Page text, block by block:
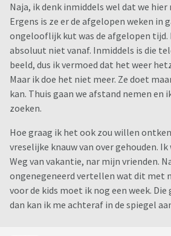
vermoeidheid heb ik dus niet kunnen
alsnog zaken gedaan heb om haar
dat is iets, wat me natuurlijk altijd
Zeker voor onze prachtige kindjes.
gehad dat de vakantie er voor zou
naar elkaar toe zouden groeien. Wat
elkaars standpunten. Nu lijkt het dat
afscheidstournee wordt langs
en zorgt dat er een hele andere lading
komt te liggen.
Afijn, ik weet dus niet zo goed wat ik er
in elk geval besloten er voor mezelf
zetten en mijn emoties hierover weg te
Naja, ik denk inmiddels wel dat we
Ergens is ze er de afgelopen weken in
ongelooflijk kut was de afgelopen tijd.
absoluut niet vanaf. Inmiddels is die
beeld, dus ik vermoed dat het weer
Maar ik doe het niet meer. Ze doet
kan. Thuis gaan we afstand nemen en
zoeken.
Hoe graag ik het ook zou willen
vreselijke knauw van over gehouden.
Weg van vakantie, nar mijn vrienden.
ongenegeneerd vertellen wat dit met
voor de kids moet ik nog een week. Die
dan kan ik me achteraf in de spiegel